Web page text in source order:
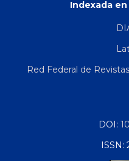
Indexada
Red Federal de
DOI:
ISSN: